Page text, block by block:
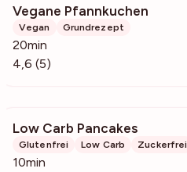
Vegane Pfannkuchen
Vegan Grundrezept
20min
4,6 (5)
Low Carb Pancakes
Glutenfrei Low Carb Zuckerfrei
10min